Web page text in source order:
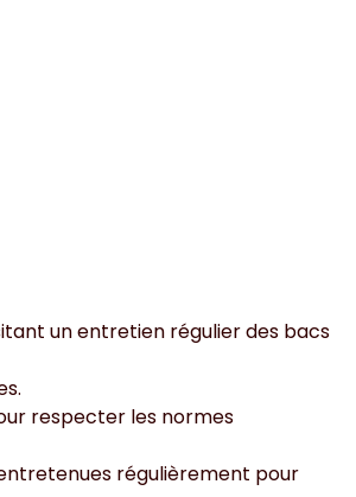
un entretien régulier des bacs
respecter les normes
régulièrement pour